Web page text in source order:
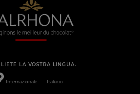
LA VOSTRA LINGUA.
Internazionale Italiano